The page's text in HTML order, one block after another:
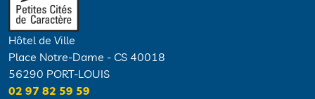
Hôtel de Ville
Place Notre-Dame - CS 40018
56290 PORT-LOUIS
02 97 82 59 59